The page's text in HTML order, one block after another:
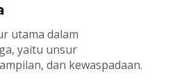
utama dalam
yaitu unsur
dan kewaspadaan.